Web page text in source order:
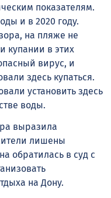
показателям.
и в 2020 году.
на пляже не
купании в этих
вирус, и
здесь купаться.
установить здесь
воды.
выразила
лишены
обратилась в суд с
на Дону.